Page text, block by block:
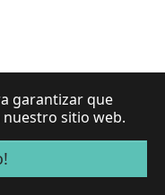
garantizar que
sitio web.